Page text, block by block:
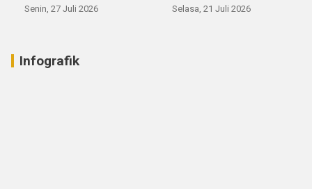
Senin, 27 Juli 2026 Selasa, 21 Juli 2026
Infografik